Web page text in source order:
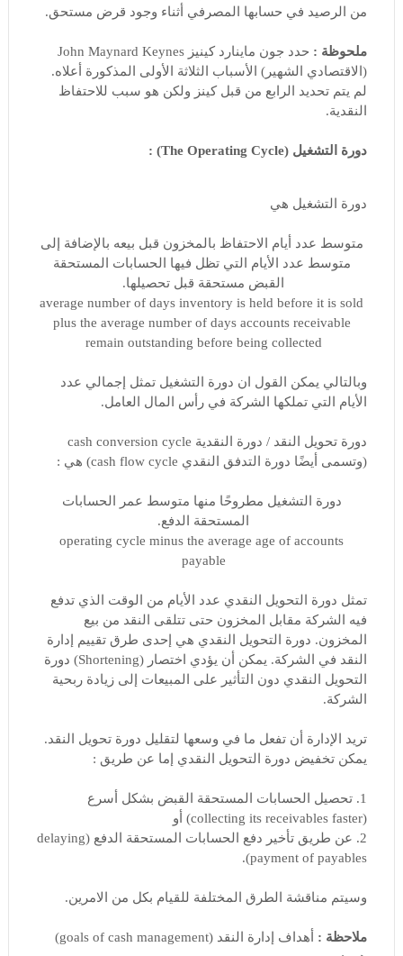
من الرصيد في حسابها المصرفي أثناء وجود قرض مستحق.
ملحوظة :
حدد جون ماينارد كينيز John Maynard Keynes
(الاقتصادي الشهير) الأسباب الثلاثة الأولى المذكورة أعلاه.
لم يتم تحديد الرابع من قبل كينز ولكن هو سبب للاحتفاظ
النقدية.
دورة التشغيل (The Operating Cycle) :
دورة التشغيل هي
متوسط ​​عدد أيام الاحتفاظ بالمخزون قبل بيعه بالإضافة إلى
متوسط ​​عدد الأيام التي تظل فيها الحسابات المستحقة
القبض مستحقة قبل تحصيلها.
average number of days inventory is held before it is sold
plus the average number of days accounts receivable
remain outstanding before being collected
وبالتالي يمكن القول ان دورة التشغيل تمثل إجمالي عدد
الأيام التي تملكها الشركة في رأس المال العامل.
دورة تحويل النقد / دورة النقدية cash conversion cycle
(وتسمى أيضًا دورة التدفق النقدي cash flow cycle) هي :
دورة التشغيل مطروحًا منها متوسط ​​عمر الحسابات
المستحقة الدفع.
operating cycle minus the average age of accounts
payable
تمثل دورة التحويل النقدي عدد الأيام من الوقت الذي تدفع
فيه الشركة مقابل المخزون حتى تتلقى النقد من بيع
المخزون. دورة التحويل النقدي هي إحدى طرق تقييم إدارة
النقد في الشركة. يمكن أن يؤدي اختصار (Shortening) دورة
التحويل النقدي دون التأثير على المبيعات إلى زيادة ربحية
الشركة.
تريد الإدارة أن تفعل ما في وسعها لتقليل دورة تحويل النقد.
يمكن تخفيض دورة التحويل النقدي إما عن طريق :
1. تحصيل الحسابات المستحقة القبض بشكل أسرع
(collecting its receivables faster) أو
2. عن طريق تأخير دفع الحسابات المستحقة الدفع (delaying
payment of payables).
وسيتم مناقشة الطرق المختلفة للقيام بكل من الامرين.
ملاحظة :
أهداف إدارة النقد (goals of cash management)